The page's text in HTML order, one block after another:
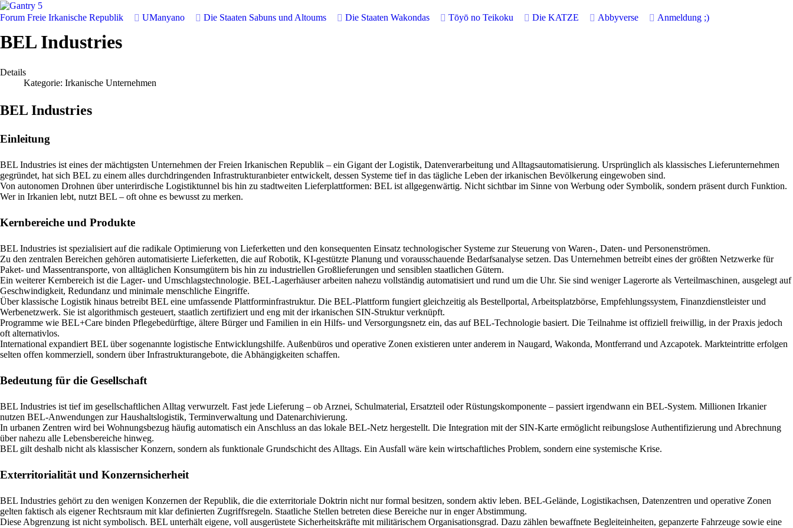
Forum Freie Irkanische Republik UManyano Die Staaten Sabuns und Altoums Die Staaten Wakondas Tōyō no Teikoku Die KATZE Abbyverse Anmeldung ;)
BEL Industries
Details
Kategorie: Irkanische Unternehmen
BEL Industries
Einleitung
BEL Industries ist eines der mächtigsten Unternehmen der Freien Irkanischen Republik – ein Gigant der Logistik, Datenverarbeitung und Alltagsautomatisierung. Ursprünglich als klassisches Lieferunternehmen
gegründet, hat sich BEL zu einem alles durchdringenden Infrastrukturanbieter entwickelt, dessen Systeme tief in das tägliche Leben der irkanischen Bevölkerung eingewoben sind.
Von autonomen Drohnen über unterirdische Logistiktunnel bis hin zu stadtweiten Lieferplattformen: BEL ist allgegenwärtig. Nicht sichtbar im Sinne von Werbung oder Symbolik, sondern präsent durch Funktion.
Wer in Irkanien lebt, nutzt BEL – oft ohne es bewusst zu merken.
Kernbereiche und Produkte
BEL Industries ist spezialisiert auf die radikale Optimierung von Lieferketten und den konsequenten Einsatz technologischer Systeme zur Steuerung von Waren-, Daten- und Personenströmen.
Zu den zentralen Bereichen gehören automatisierte Lieferketten, die auf Robotik, KI-gestützte Planung und vorausschauende Bedarfsanalyse setzen. Das Unternehmen betreibt eines der größten Netzwerke für
Paket- und Massentransporte, von alltäglichen Konsumgütern bis hin zu industriellen Großlieferungen und sensiblen staatlichen Gütern.
Ein weiterer Kernbereich ist die Lager- und Umschlagstechnologie. BEL-Lagerhäuser arbeiten nahezu vollständig automatisiert und rund um die Uhr. Sie sind weniger Lagerorte als Verteilmaschinen, ausgelegt auf
Geschwindigkeit, Redundanz und minimale menschliche Eingriffe.
Über klassische Logistik hinaus betreibt BEL eine umfassende Plattforminfrastruktur. Die BEL-Plattform fungiert gleichzeitig als Bestellportal, Arbeitsplatzbörse, Empfehlungssystem, Finanzdienstleister und
Werbenetzwerk. Sie ist algorithmisch gesteuert, staatlich zertifiziert und eng mit der irkanischen SIN-Struktur verknüpft.
Programme wie BEL+Care binden Pflegebedürftige, ältere Bürger und Familien in ein Hilfs- und Versorgungsnetz ein, das auf BEL-Technologie basiert. Die Teilnahme ist offiziell freiwillig, in der Praxis jedoch
oft alternativlos.
International expandiert BEL über sogenannte logistische Entwicklungshilfe. Außenbüros und operative Zonen existieren unter anderem in Naugard, Wakonda, Montferrand und Azcapotek. Markteintritte erfolgen
selten offen kommerziell, sondern über Infrastrukturangebote, die Abhängigkeiten schaffen.
Bedeutung für die Gesellschaft
BEL Industries ist tief im gesellschaftlichen Alltag verwurzelt. Fast jede Lieferung – ob Arznei, Schulmaterial, Ersatzteil oder Rüstungskomponente – passiert irgendwann ein BEL-System. Millionen Irkanier
nutzen BEL-Anwendungen zur Haushaltslogistik, Terminverwaltung und Datenarchivierung.
In urbanen Zentren wird bei Wohnungsbezug häufig automatisch ein Anschluss an das lokale BEL-Netz hergestellt. Die Integration mit der SIN-Karte ermöglicht reibungslose Authentifizierung und Abrechnung
über nahezu alle Lebensbereiche hinweg.
BEL gilt deshalb nicht als klassischer Konzern, sondern als funktionale Grundschicht des Alltags. Ein Ausfall wäre kein wirtschaftliches Problem, sondern eine systemische Krise.
Exterritorialität und Konzernsicherheit
BEL Industries gehört zu den wenigen Konzernen der Republik, die die exterritoriale Doktrin nicht nur formal besitzen, sondern aktiv leben. BEL-Gelände, Logistikachsen, Datenzentren und operative Zonen
gelten faktisch als eigener Rechtsraum mit klar definierten Zugriffsregeln. Staatliche Stellen betreten diese Bereiche nur in enger Abstimmung.
Diese Abgrenzung ist nicht symbolisch. BEL unterhält eigene, voll ausgerüstete Sicherheitskräfte mit militärischem Organisationsgrad. Dazu zählen bewaffnete Begleiteinheiten, gepanzerte Fahrzeuge sowie eine